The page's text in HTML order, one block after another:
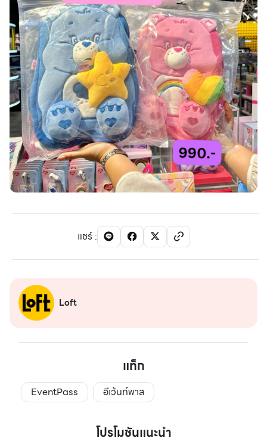
แชร์:
Loft
แท็ก
EventPass อีเว้นท์พาส
โปรโมชันแนะนำ